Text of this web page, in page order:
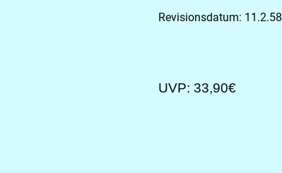
Revisionsdatum: 11.2.58
UVP: 33,90€